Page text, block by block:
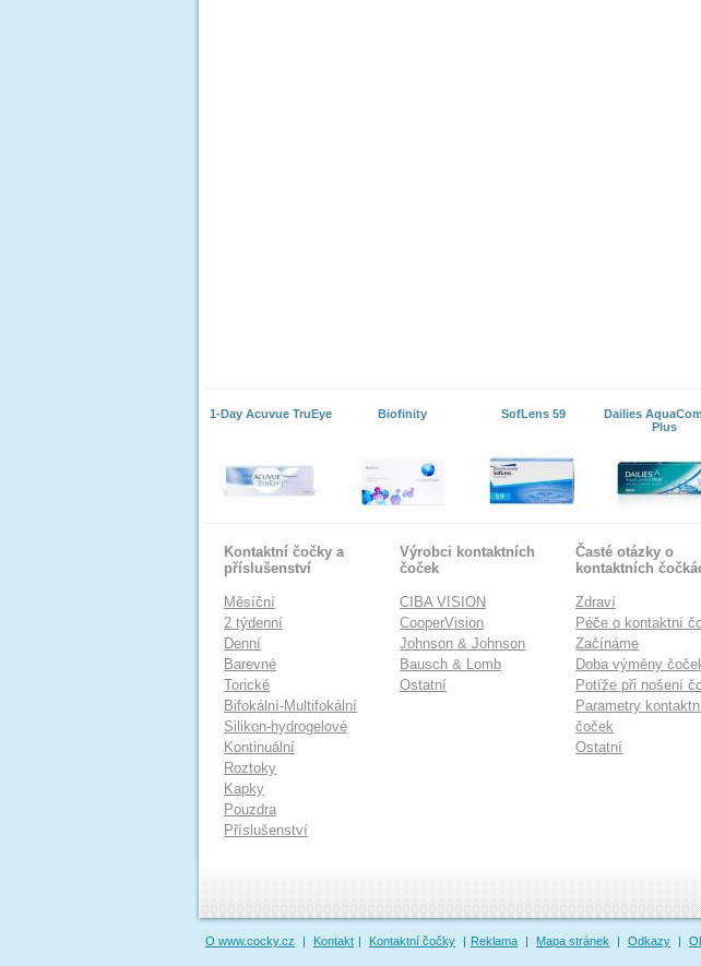
1-Day Acuvue TruEye Biofinity SofLens 59
Dailies
Plus
Kontaktní čočky a
příslušenství
Měsíční
2 týdenní
Denní
Barevné
Torické
Bifokální-Multifokální
Silikon-hydrogelové
Kontinuální
Roztoky
Kapky
Pouzdra
Příslušenství
Výrobci kontaktních
čoček
CIBA VISION
CooperVision
Johnson & Johnson
Bausch & Lomb
Ostatní
Časté otázky o
kontaktních
Zdraví
Péče o kontaktní
Začínáme
Doba výměny
Potíže při nošení
Parametry
čoček
Ostatní
O www.cocky.cz | Kontakt | Kontaktní čočky | Reklama | Mapa stránek | Odkazy |